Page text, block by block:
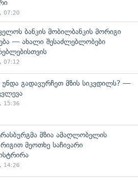
07:20
ბანკის მობილბანკის მორიგი
— ახალი შესაძლებლობები
07:12
გადავურჩეთ მზის სიკვდილს? —
15:36
მზია ამაღლობელის
რიგით მეოთხე საჩივარი
14:26